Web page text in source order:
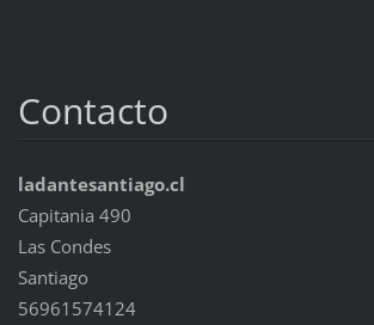
Contacto
ladantesantiago.cl
Capitania 490
Las Condes
Santiago
56961574124